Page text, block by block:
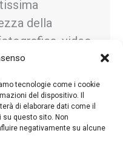
tecnologie come i cookie
del dispositivo. Il
di elaborare dati come il
su questo sito. Non
negativamente su alcune
della
video
del trasporto.